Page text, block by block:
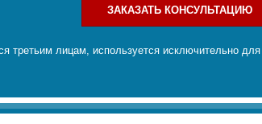
ЗАКАЗАТЬ КОНСУЛЬТАЦИЮ
третьим лицам, используется исключительно